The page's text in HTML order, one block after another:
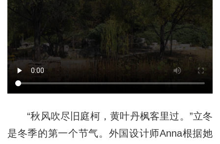
“秋风吹尽旧庭柯，黄叶丹枫客里过。”立冬
是冬季的第一个节气。外国设计师Anna根据她